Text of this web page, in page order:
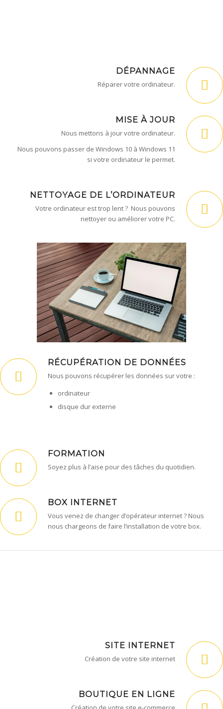
DÉPANNAGE
Réparer votre ordinateur.
MISE À JOUR
Nous mettons à jour votre ordinateur.
Nous pouvons passer de Windows 10 à Windows 11
si votre ordinateur le permet.
NETTOYAGE DE L’ORDINATEUR
Votre ordinateur est trop lent ? Nous pouvons
nettoyer ou améliorer votre PC.
RÉCUPÉRATION DE DONNÉES
Nous pouvons récupérer les données sur votre :
ordinateur
disque dur externe
FORMATION
Soyez plus à l’aise pour des tâches du quotidien.
BOX INTERNET
Vous venez de changer d’opérateur internet ? Nous
nous chargeons de faire l’installation de votre box.
SITE INTERNET
Création de votre site internet
BOUTIQUE EN LIGNE